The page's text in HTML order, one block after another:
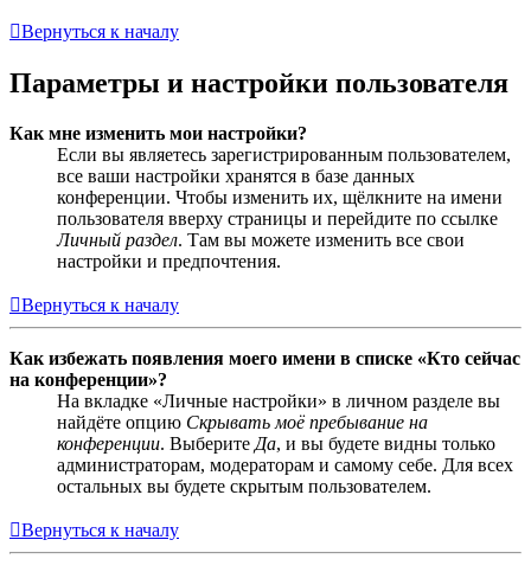
Вернуться к началу
Параметры и настройки пользователя
Как мне изменить мои настройки?
Если вы являетесь зарегистрированным пользователем,
все ваши настройки хранятся в базе данных
конференции. Чтобы изменить их, щёлкните на имени
пользователя вверху страницы и перейдите по ссылке
Личный раздел. Там вы можете изменить все свои
настройки и предпочтения.
Вернуться к началу
Как избежать появления моего имени в списке «Кто сейчас
на конференции»?
На вкладке «Личные настройки» в личном разделе вы
найдёте опцию Скрывать моё пребывание на
конференции. Выберите Да, и вы будете видны только
администраторам, модераторам и самому себе. Для всех
остальных вы будете скрытым пользователем.
Вернуться к началу